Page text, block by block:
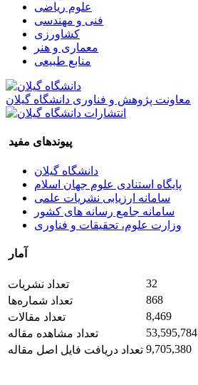
علوم ریاضی
فنی و مهندسی
کشاورزی
معماری و هنر
منابع طبیعی
معاونت پژوهش و فناوری دانشگاه گیلان
پیوندهای مفید
دانشگاه گیلان
پایگاه استنادی علوم جهان اسلام
سامانه ارزیابی نشریات علمی
سامانه جامع رسانه های کشور
وزارت علوم، تحقیقات و فناوری
آمار
تعداد نشریات
32
تعداد شماره‌ها
868
تعداد مقالات
8,469
تعداد مشاهده مقاله
53,595,784
تعداد دریافت فایل اصل مقاله 9,705,380